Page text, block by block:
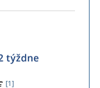
týždne
[1]